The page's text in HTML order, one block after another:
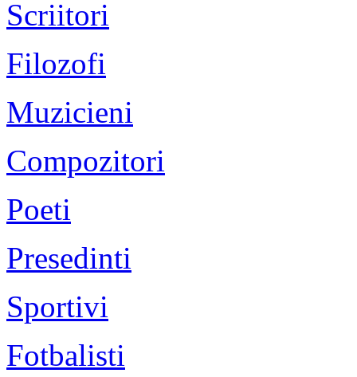
Scriitori
Filozofi
Muzicieni
Compozitori
Poeti
Presedinti
Sportivi
Fotbalisti